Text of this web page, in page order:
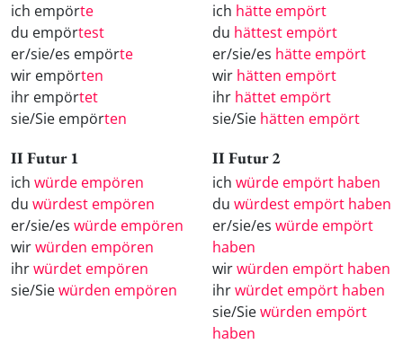
ich empörte
du empörtest
er/sie/es empörte
wir empörten
ihr empörtet
sie/Sie empörten
ich hätte empört
du hättest empört
er/sie/es hätte empört
wir hätten empört
ihr hättet empört
sie/Sie hätten empört
II Futur 1
ich würde empören
du würdest empören
er/sie/es würde empören
wirwürden empören
ihrwürdet empören
sie/Siewürden empören
II Futur 2
ich würde empört haben
du würdest empört haben
er/sie/es würde empört
haben
wirwürden empört haben
ihrwürdet empört haben
sie/Siewürden empört
haben